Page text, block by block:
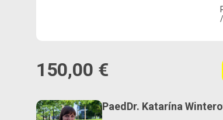
150,00 €
PaedDr. Katarína